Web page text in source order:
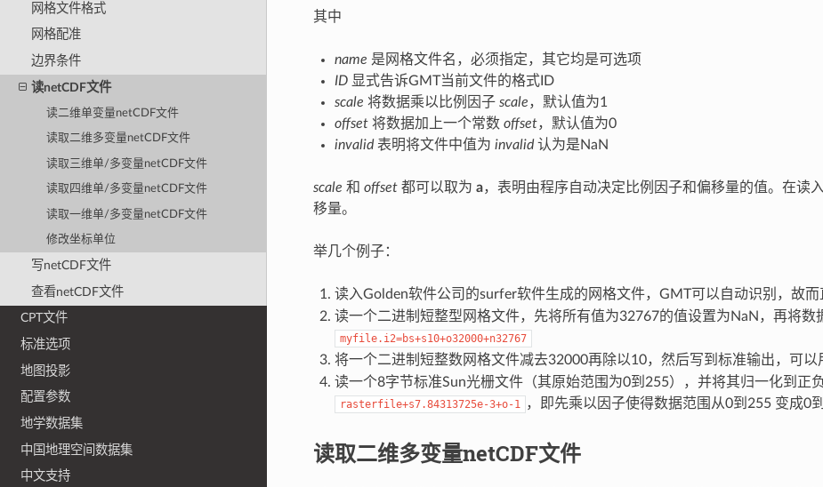
网格文件格式
网格配准
边界条件
读netCDF文件
读二维单变量netCDF文件
读取二维多变量netCDF文件
读取三维单/多变量netCDF文件
读取四维单/多变量netCDF文件
读取一维单/多变量netCDF文件
修改坐标单位
写netCDF文件
查看netCDF文件
CPT文件
标准选项
地图投影
配置参数
地学数据集
中国地理空间数据集
中文支持
其中
name 是网格文件名，必须指定，其它均是可选项
ID显式告诉GMT当前文件的格式ID
scale 将数据乘以比例因子 scale，默认值为1
offset将数据加上一个常数 offset，默认值为0
invalid表明将文件中值为 invalid认为是NaN
scale 和 offset都可以取为 a，表明由程序自动决定比例因子和偏移量的值。在读
移量。
举几个例子：
读入Golden软件公司的surfer软件生成的网格文件，GMT可以自动识别，故而
读一个二进制短整型网格文件，先将所有值为32767的值设置为NaN，再将数
myfile.i2=bs+s10+o32000+n32767
将一个二进制短整数网格文件减去32000再除以10，然后写到标准输出，可以
读一个8字节标准Sun光栅文件（其原始范围为0到255），并将其归一化到正
rasterfile+s7.84313725e-3+o-1 ，即先乘以因子使得数据范围从0到255 变成0
读取二维多变量netCDF文件